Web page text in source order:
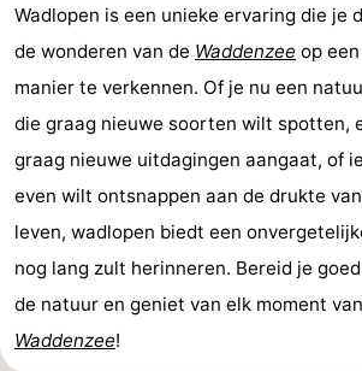
Wadlopen is een unieke ervaring die je
de wonderen van de Waddenzee op
manier te verkennen. Of je nu een
die graag nieuwe soorten wilt spotten,
graag nieuwe uitdagingen aangaat, of
even wilt ontsnappen aan de drukte
leven, wadlopen biedt een
nog lang zult herinneren. Bereid je
de natuur en geniet van elk moment
Waddenzee!